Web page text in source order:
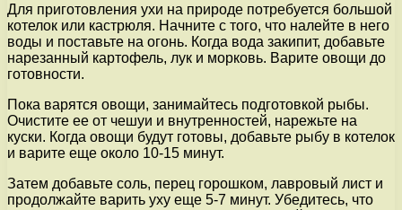
Для приготовления ухи на природе потребуется большой
котелок или кастрюля. Начните с того, что налейте в него
воды и поставьте на огонь. Когда вода закипит, добавьте
нарезанный картофель, лук и морковь. Варите овощи до
готовности.
Пока варятся овощи, занимайтесь подготовкой рыбы.
Очистите ее от чешуи и внутренностей, нарежьте на
куски. Когда овощи будут готовы, добавьте рыбу в котелок
и варите еще около 10-15 минут.
Затем добавьте соль, перец горошком, лавровый лист и
продолжайте варить уху еще 5-7 минут. Убедитесь, что